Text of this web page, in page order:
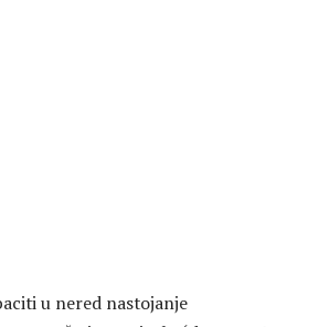
u nered nastojanje